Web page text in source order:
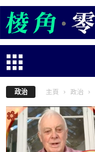
政治 主頁 政治